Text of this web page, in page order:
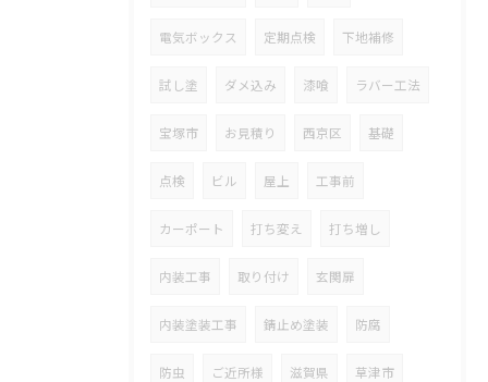
電気ボックス 定期点検 下地補修
試し塗 ダメ込み 漆喰 ラバー工法
宝塚市 お見積り 西京区 基礎
点検 ビル 屋上 工事前
カーポート 打ち変え 打ち増し
内装工事 取り付け 玄関扉
内装塗装工事 錆止め塗装 防腐
防虫 ご近所様 滋賀県 草津市